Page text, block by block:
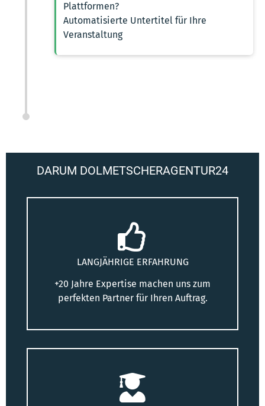
Plattformen?
Automatisierte Untertitel für Ihre
Veranstaltung
DARUM DOLMETSCHERAGENTUR24
LANGJÄHRIGE ERFAHRUNG
+20 Jahre Expertise machen uns zum
perfekten Partner für Ihren Auftrag.